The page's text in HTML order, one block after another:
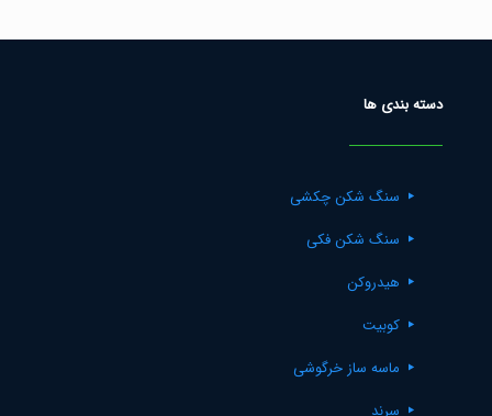
دسته بندی ها
سنگ شکن چکشی
سنگ شکن فکی
هیدروکن
کوبیت
ماسه ساز خرگوشی
سرند